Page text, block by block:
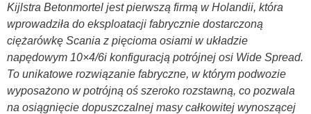
Kijlstra Betonmortel jest pierwszą firmą w Holandii, która
wprowadziła do eksploatacji fabrycznie dostarczoną
ciężarówkę Scania z pięcioma osiami w układzie
napędowym 10×4/6i konfiguracją potrójnej osi Wide Spread.
To unikatowe rozwiązanie fabryczne, w którym podwozie
wyposażono w potrójną oś szeroko rozstawną, co pozwala
na osiągnięcie dopuszczalnej masy całkowitej wynoszącej